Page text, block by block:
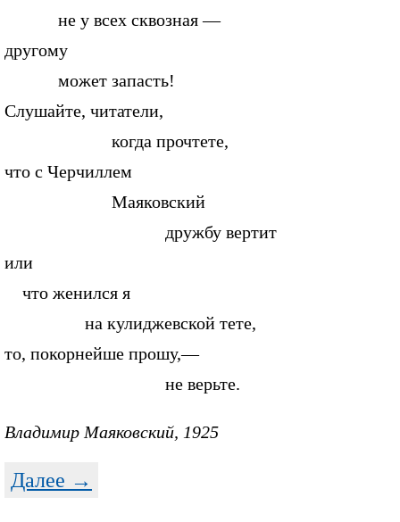
не у всех сквозная —
другому
может запасть!
Слушайте, читатели,
когда прочтете,
что с Черчиллем
Маяковский
дружбу вертит
или
что женился я
на кулиджевской тете,
то, покорнейше прошу,—
не верьте.
Владимир Маяковский, 1925
Далее →